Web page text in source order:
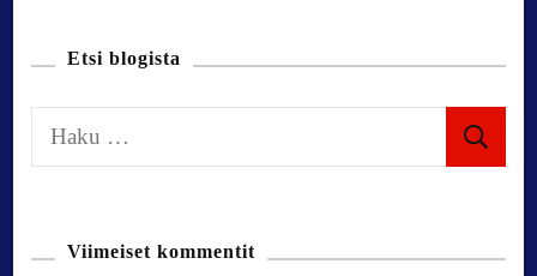
Etsi blogista
a
Viimeiset kommentit